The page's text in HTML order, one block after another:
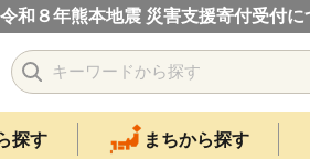
令和８年熊本地震 災害支援寄付受付に
探す まちから探す